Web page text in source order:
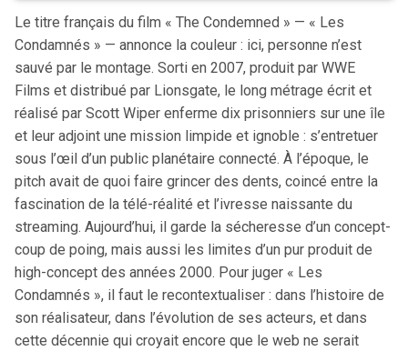
Le titre français du film « The Condemned » — « Les
Condamnés » — annonce la couleur : ici, personne n’est
sauvé par le montage. Sorti en 2007, produit par WWE
Films et distribué par Lionsgate, le long métrage écrit et
réalisé par Scott Wiper enferme dix prisonniers sur une île
et leur adjoint une mission limpide et ignoble : s’entretuer
sous l’œil d’un public planétaire connecté. À l’époque, le
pitch avait de quoi faire grincer des dents, coincé entre la
fascination de la télé-réalité et l’ivresse naissante du
streaming. Aujourd’hui, il garde la sécheresse d’un concept-
coup de poing, mais aussi les limites d’un pur produit de
high-concept des années 2000. Pour juger « Les
Condamnés », il faut le recontextualiser : dans l’histoire de
son réalisateur, dans l’évolution de ses acteurs, et dans
cette décennie qui croyait encore que le web ne serait